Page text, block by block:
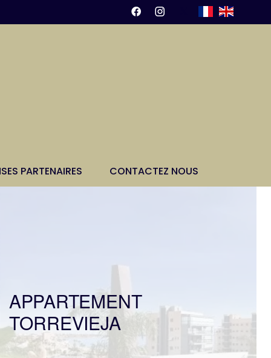
PARTENAIRES CONTACTEZ NOUS
APPARTEMENT
TORREVIEJA